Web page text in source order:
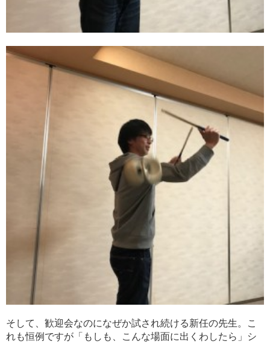
そして、歓迎会なのになぜか試され続ける新任の先生。こ
れも恒例ですが「もしも、こんな場面に出くわしたら」シ